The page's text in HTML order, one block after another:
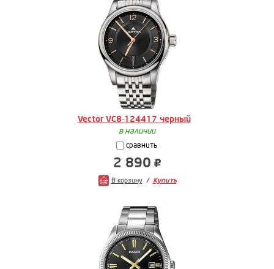
Vector VC8-124417 черный
в наличии
сравнить
2 890
В корзину Купить